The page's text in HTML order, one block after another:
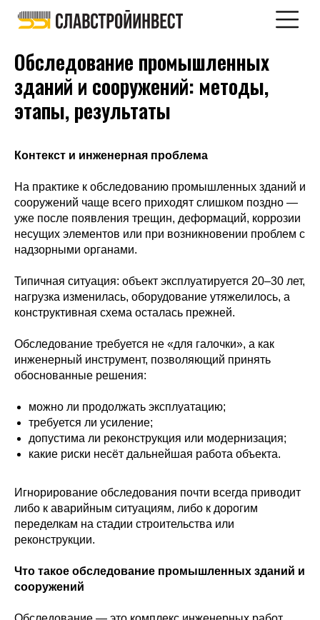
Обследование промышленных
зданий и сооружений: методы,
этапы, результаты
Контекст и инженерная проблема
На практике к обследованию промышленных зданий и
сооружений чаще всего приходят слишком поздно —
уже после появления трещин, деформаций, коррозии
несущих элементов или при возникновении проблем с
надзорными органами.
Типичная ситуация: объект эксплуатируется 20–30 лет,
нагрузка изменилась, оборудование утяжелилось, а
конструктивная схема осталась прежней.
Обследование требуется не «для галочки», а как
инженерный инструмент, позволяющий принять
обоснованные решения:
можно ли продолжать эксплуатацию;
требуется ли усиление;
допустима ли реконструкция или модернизация;
какие риски несёт дальнейшая работа объекта.
Игнорирование обследования почти всегда приводит
либо к аварийным ситуациям, либо к дорогим
переделкам на стадии строительства или
реконструкции.
Что такое обследование промышленных зданий и
сооружений